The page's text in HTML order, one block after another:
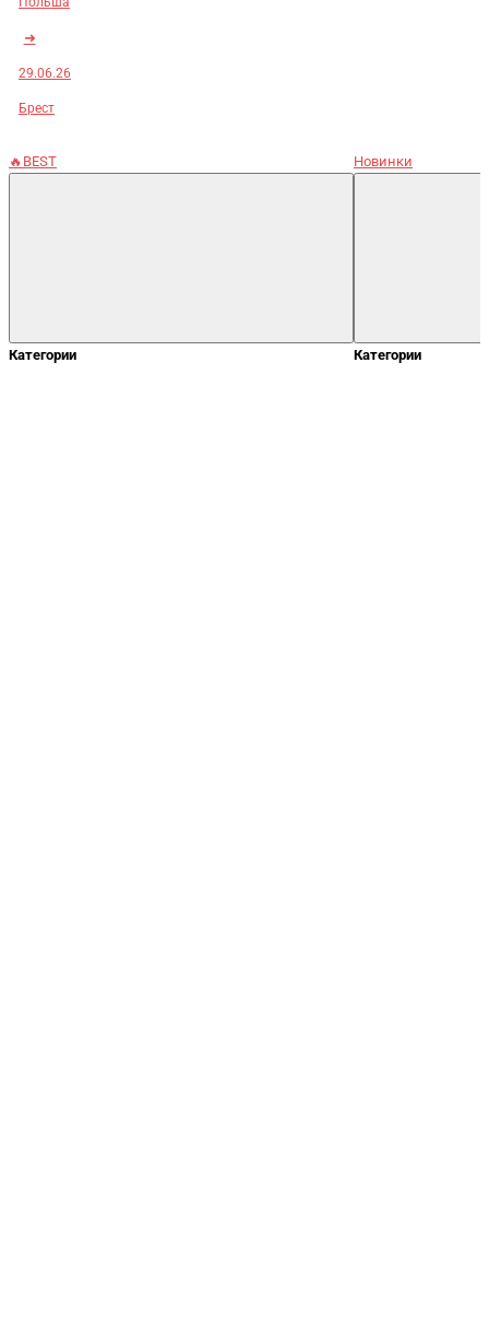
➜
29.06.26
Брест
🔥BEST
Категории
Новинки
Категории